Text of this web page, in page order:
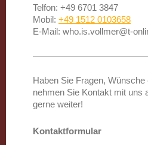
Telfon: +49 6701 3847
Mobil: +49 1512 0103658
E-Mail: who.is.vollmer@t-
Haben Sie Fragen,
nehmen Sie Kontakt mit uns
gerne weiter!
Kontaktformular